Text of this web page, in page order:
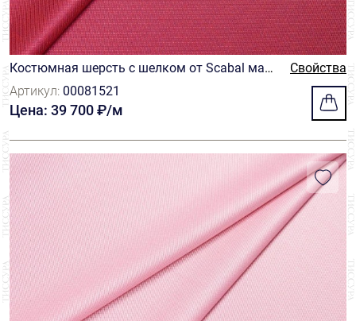
Костюмная шерсть с шелком от Scabal мал
инового цвета
Свойства
Артикул: 00081521
Цена: 39 700 ₽/м